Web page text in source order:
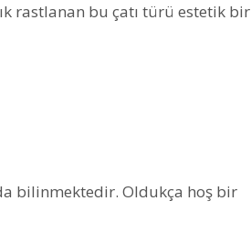
rastlanan bu çatı türü estetik bir
bilinmektedir. Oldukça hoş bir